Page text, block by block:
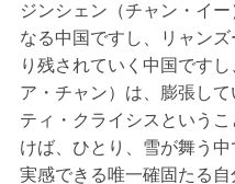
ジンシェン（チャン・イ
なる中国ですし、リャン
り残されていく中国です
ア・チャン）は、膨張し
ティ・クライシスという
けば、ひとり、雪が舞う
実感できる唯一確固たる